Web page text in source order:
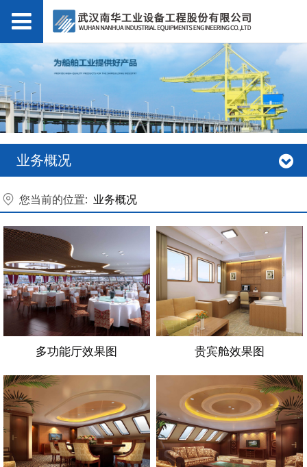
业务概况
您当前的位置: 业务概况
多功能厅效果图 贵宾舱效果图